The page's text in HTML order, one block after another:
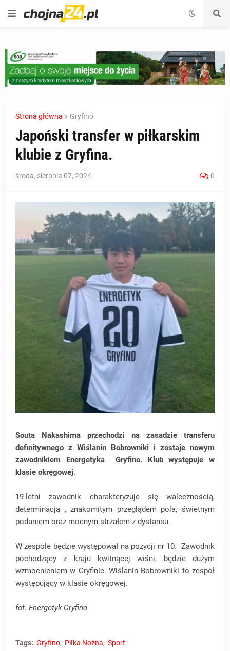
Strona główna Gryfino
Japoński transfer w piłkarskim
klubie z Gryfina.
środa, sierpnia 07, 2024 0
Souta Nakashima przechodzi na zasadzie transferu
definitywnego z Wiślanin Bobrowniki i zostaje nowym
zawodnikiem Energetyka Gryfino. Klub występuje w
klasie okręgowej.
19-letni zawodnik charakteryzuje się walecznością,
determinacją , znakomitym przeglądem pola, świetnym
podaniem oraz mocnym strzałem z dystansu.
W zespole będzie występował na pozycji nr 10. Zawodnik
pochodzący z kraju kwitnącej wiśni, będzie dużym
wzmocnieniem w Gryfinie. Wiślanin Bobrowniki to zespół
występujący w klasie okręgowej.
fot. Energetyk Gryfino
Tags: Gryfino Piłka Nożna Sport